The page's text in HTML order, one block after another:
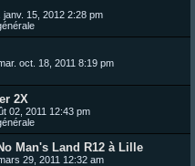
janv. 15, 2012 2:28 pm
oct. 18, 2011 8:19 pm
2X
02, 2011 12:43 pm
Man's Land R12 à Lille
29, 2011 12:32 am